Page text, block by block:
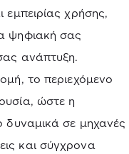
εμπειρίας χρήσης,
ψηφιακή σας
ανάπτυξη.
το περιεχόμενο
ώστε η
δυναμικά σε μηχανές
και σύγχρονα